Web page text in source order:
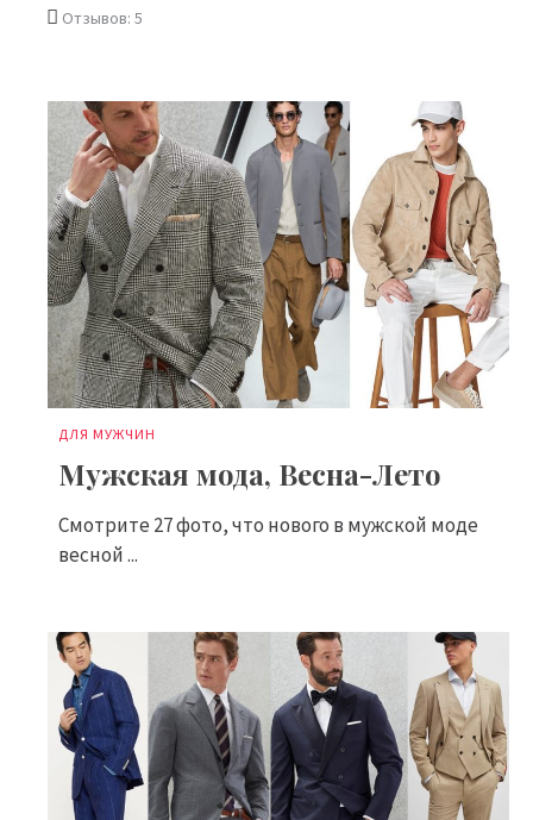
Отзывов: 5
ДЛЯ МУЖЧИН
Мужская мода, Весна-Лето
Смотрите 27 фото, что нового в мужской моде
весной ...